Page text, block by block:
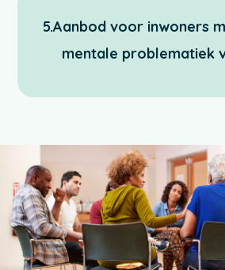
5.Aanbod voor inwoners
mentale problematiek